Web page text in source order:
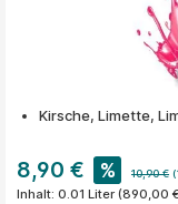
Kirsche, Limette,
8,90 € % 10,90 €
Inhalt: 0.01 Liter (890,00